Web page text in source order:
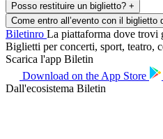
Posso restituire un biglietto? +
Come entro all’evento con il biglietto
Biletinro La piattaforma dove trovi
Biglietti per concerti, sport, teatro,
Scarica l'app Biletin
Download on the App Store
Dall'ecosistema Biletin